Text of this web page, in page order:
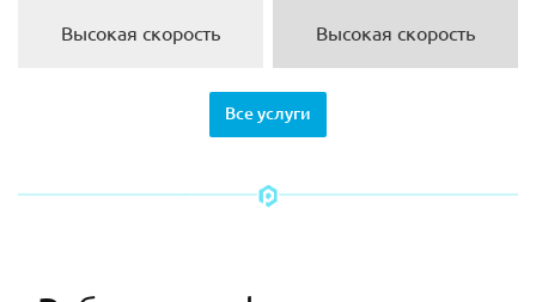
Высокая скорость
Высокая скорость
Все услуги